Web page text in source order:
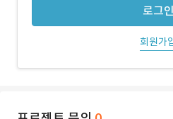
로그인
회원가